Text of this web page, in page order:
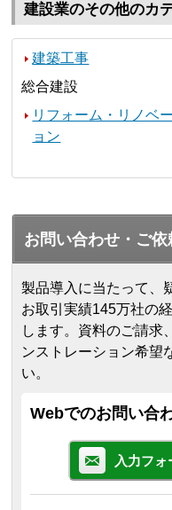
建設業のその他のカ
建築工事
総合建設
リフォーム・リノベ
ョン
お問い合わせ・ご依
製品導入に当たって、
お取引実績145万社の
します。 資料のご請求
ンストレーション希望
い。
Webでのお問い合
入力フ